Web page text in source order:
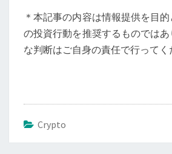
＊本記事の内容は情報提供を目
の投資行動を推奨するものでは
な判断はご自身の責任で行ってく
Crypto